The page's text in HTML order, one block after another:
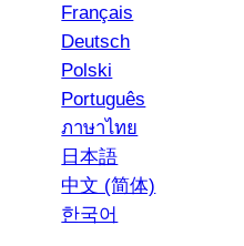
Français
Deutsch
Polski
Português
ภาษาไทย
日本語
中文 (简体)
한국어